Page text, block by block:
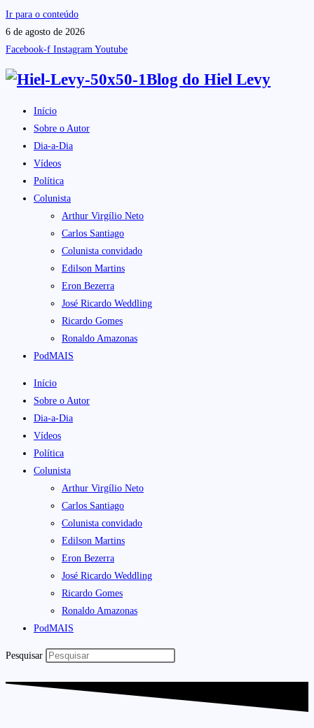
Ir para o conteúdo
6 de agosto de 2026
Facebook-f Instagram Youtube
Blog do Hiel Levy
Início
Sobre o Autor
Dia-a-Dia
Vídeos
Política
Colunista
Arthur Virgílio Neto
Carlos Santiago
Colunista convidado
Edilson Martins
Eron Bezerra
José Ricardo Weddling
Ricardo Gomes
Ronaldo Amazonas
PodMAIS
Início
Sobre o Autor
Dia-a-Dia
Vídeos
Política
Colunista
Arthur Virgílio Neto
Carlos Santiago
Colunista convidado
Edilson Martins
Eron Bezerra
José Ricardo Weddling
Ricardo Gomes
Ronaldo Amazonas
PodMAIS
Pesquisar